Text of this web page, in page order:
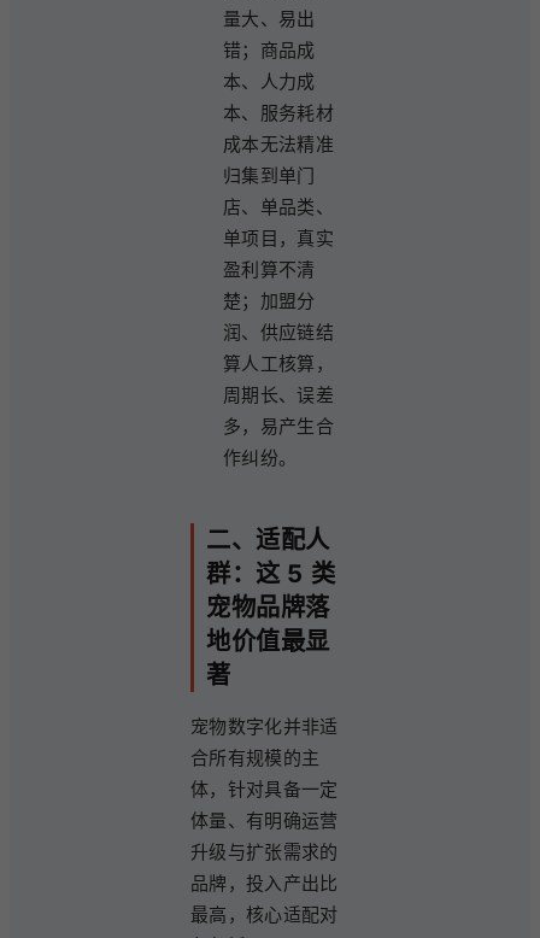
量大、易出
错；商品成
本、人力成
本、服务耗材
成本无法精准
归集到单门
店、单品类、
单项目，真实
盈利算不清
楚；加盟分
润、供应链结
算人工核算，
周期长、误差
多，易产生合
作纠纷。
二、适配人
群：这 5 类
宠物品牌落
地价值最显
著
宠物数字化并非适
合所有规模的主
体，针对具备一定
体量、有明确运营
升级与扩张需求的
品牌，投入产出比
最高，核心适配对